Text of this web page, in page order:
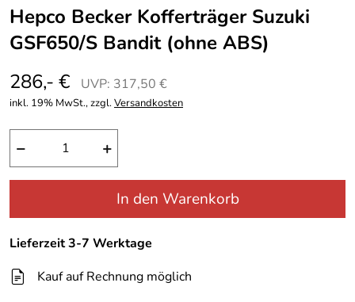
Hepco Becker Kofferträger Suzuki
GSF650/S Bandit (ohne ABS)
286,- €
UVP: 317,50 €
inkl. 19% MwSt., zzgl.Versandkosten
− +
In den Warenkorb
Lieferzeit 3-7 Werktage
Kauf auf Rechnung möglich